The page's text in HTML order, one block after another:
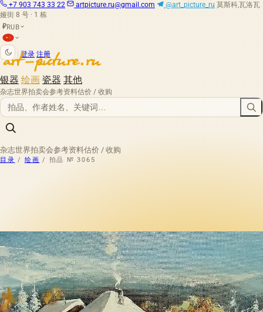
+7 903 743 33 22 artpicture.ru@gmail.com @art_picture_ru 莫斯科,瓦洛瓦
娅街 8 号 · 1 栋
₽RUB
登录 注册
银器 绘画 瓷器 其他
杂志世界拍卖会参考资料估价 / 收购
杂志世界拍卖会参考资料估价 / 收购
目录 / 绘画 / 拍品 № 3065